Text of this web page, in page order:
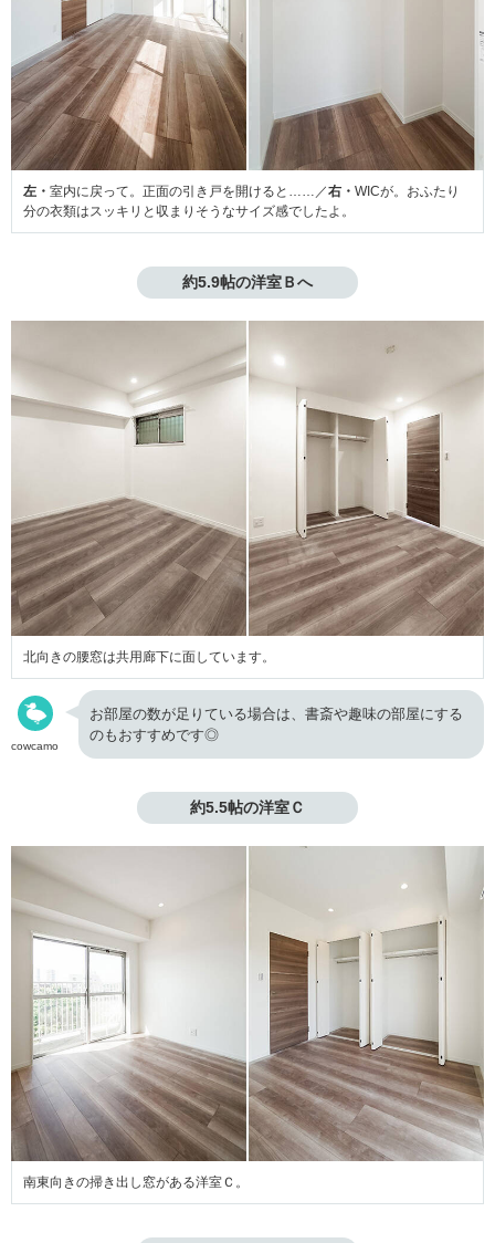
左・ 室内に戻って。正面の引き戸を開けると……／右・ WICが。おふたり
分の衣類はスッキリと収まりそうなサイズ感でしたよ。
約5.9帖の洋室Ｂへ
北向きの腰窓は共用廊下に面しています。
cowcamo
お部屋の数が足りている場合は、書斎や趣味の部屋にする
のもおすすめです◎
約5.5帖の洋室Ｃ
南東向きの掃き出し窓がある洋室Ｃ。